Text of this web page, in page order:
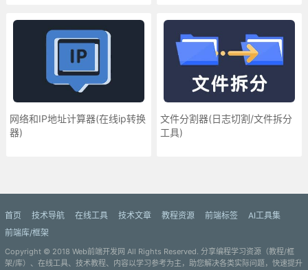
网络和IP地址计算器(在线ip转换
器)
文件分割器(日志切割/文件拆分
工具)
首页 技术导航 在线工具 技术文章 教程资源 前端标签
AI工具集
前端库/框架